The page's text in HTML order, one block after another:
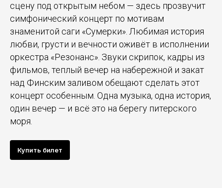
сцену под открытым небом — здесь прозвучит
симфонический концерт по мотивам
знаменитой саги «Сумерки». Любимая история
любви, грусти и вечности оживёт в исполнении
оркестра «Резонанс». Звуки скрипок, кадры из
фильмов, теплый вечер на набережной и закат
над Финским заливом обещают сделать этот
концерт особенным. Одна музыка, одна история,
один вечер — и всё это на берегу питерского
моря.
Купить билет